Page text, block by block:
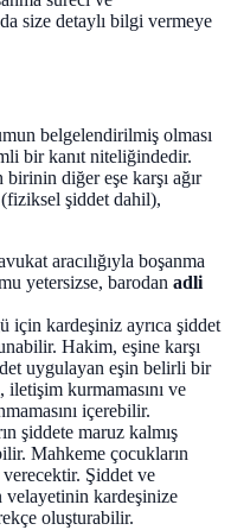
size detaylı bilgi vermeye
belgelendirilmiş olması
bir kanıt niteliğindedir.
diğer eşe karşı ağır
şiddet dahil),
aracılığıyla boşanma
yetersizse, barodan adli
için kardeşiniz ayrıca şiddet
Hakim, eşine karşı
uygulayan eşin belirli bir
iletişim kurmamasını ve
içerebilir.
şiddete maruz kalmış
Mahkeme çocukların
Şiddet ve
velayetinin kardeşinize
oluşturabilir.